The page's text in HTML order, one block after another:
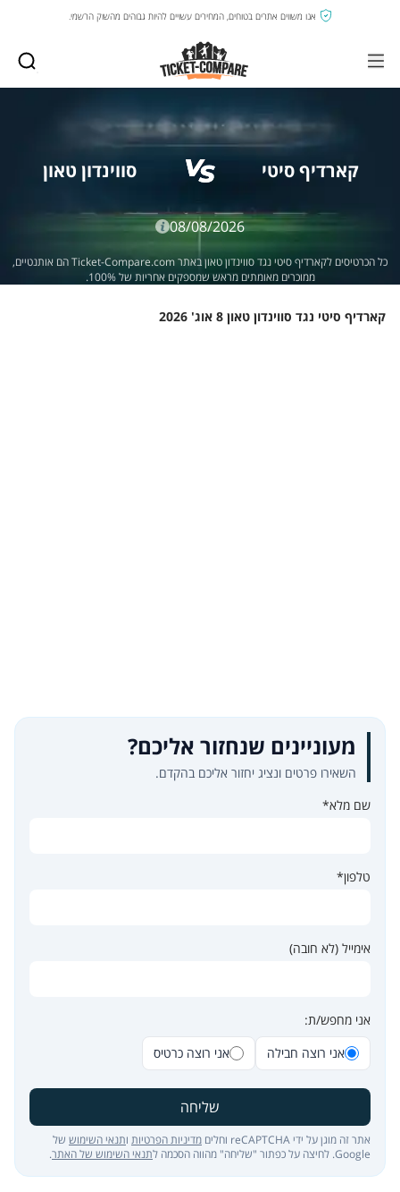
אנו משווים אתרים בטוחים, המחירים עשויים להיות גבוהים מהשוק הרשמי.
קארדיף סיטי סווינדון טאון
08/08/2026
כל הכרטיסים לקארדיף סיטי נגד סווינדון טאון באתר Ticket-Compare.com הם אותנטיים,
ממוכרים מאומתים מראש שמספקים אחריות של 100%.
קארדיף סיטי נגד סווינדון טאון 8 אוג' 2026
מעוניינים שנחזור אליכם?
השאירו פרטים ונציג יחזור אליכם בהקדם.
שם מלא*
טלפון*
אימייל (לא חובה)
אני מחפש/ת:
אני רוצה חבילה
אני רוצה כרטיס
שליחה
אתר זה מוגן על ידי reCAPTCHA וחלים מדיניות הפרטיות ותנאי השימוש של
Google. לחיצה על כפתור "שליחה" מהווה הסכמה ל
תנאי השימוש של האתר.